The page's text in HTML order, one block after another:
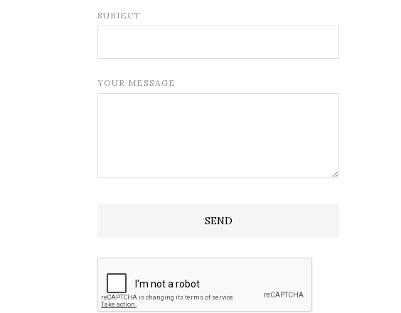
SUBJECT
YOUR MESSAGE